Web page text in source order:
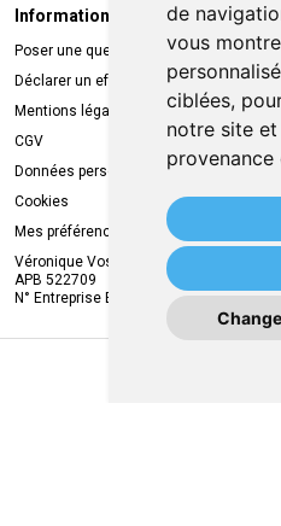
de
vous
ciblées,
notre site
provenance
Informations légales
Poser une question
Déclarer un effet indésirable
Mentions légales
CGV
Données personnelles
Cookies
Mes préférences Cookies
Véronique Vos
APB 522709
N° Entreprise BE0749.944.612